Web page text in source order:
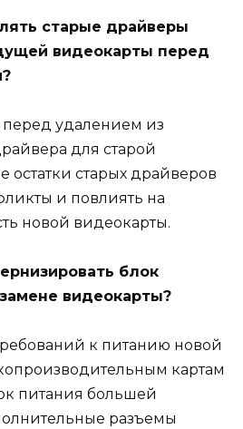
старые драйверы
видеокарты перед
перед удалением из
для старой
старых драйверов
и повлиять на
новой видеокарты.
блок
видеокарты?
к питанию новой
картам
питания большей
разъемы